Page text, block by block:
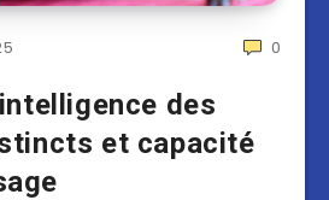
0
des
et capacité